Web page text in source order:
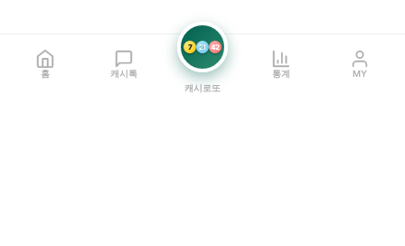
홈 캐시톡
7 21 42
캐시로또
통계 MY